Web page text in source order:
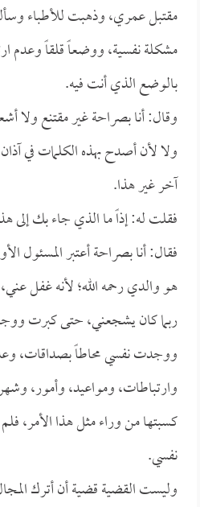
مقتبل عمري، وذهبت للأطباء
مشكلة نفسية، ووضعاً قلقاً وعدم
بالوضع الذي أنت فيه.
وقال: أنا بصراحة غير مقتنع ولا
ولا لأن أصدح بهذه الكلمات في
آخر غير هذا.
فقلت له: إذاً ما الذي جاء بك إلى
فقال: أنا بصراحة أعتبر المسئول
هو والدي رحمه الله؛ لأنه غفل
ربما كان يشجعني، حتى كبرت
ووجدت نفسي محاطاً بصداقات،
وارتباطات، ومواعيد، وأمور،
كسبتها من وراء مثل هذا الأمر،
نفسي.
وليست القضية قضية أن أترك